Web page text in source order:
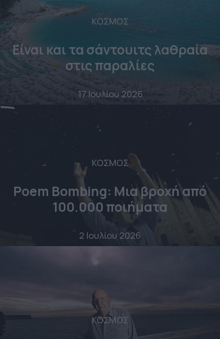
ΚΟΣΜΟΣ
Είναι και τα σάντουιτς λαθραία
στις παραλίες
17 Ιουλίου 2026
ΚΟΣΜΟΣ
Poem Bombing: Mια βροχή από
100.000 ποιήματα
2 Ιουλίου 2026
ΚΟΣΜΟΣ